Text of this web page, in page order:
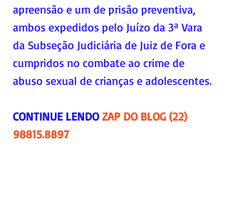
apreensão e um de prisão preventiva,
ambos expedidos pelo Juízo da 3ª Vara
da Subseção Judiciária de Juiz de Fora e
cumpridos no combate ao crime de
abuso sexual de crianças e adolescentes.
CONTINUE LENDO ZAP DO BLOG (22)
98815.8897